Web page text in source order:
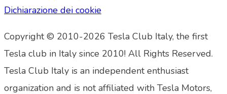
Dichiarazione dei cookie
Copyright © 2010-2026 Tesla Club Italy, the first
Tesla club in Italy since 2010! All Rights Reserved.
Tesla Club Italy is an independent enthusiast
organization and is not affiliated with Tesla Motors,